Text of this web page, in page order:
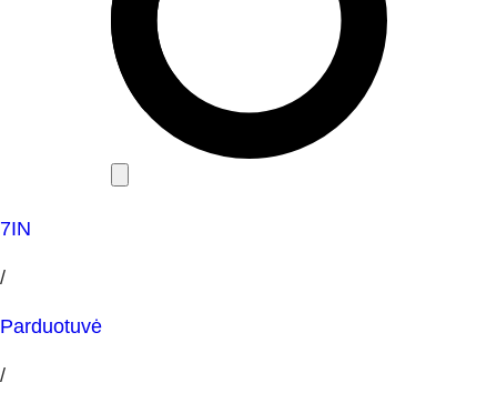
7IN
/
Parduotuvė
/